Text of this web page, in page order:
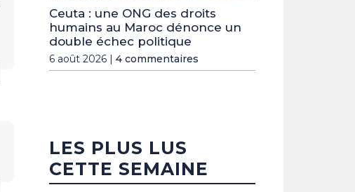
Ceuta : une ONG des droits
humains au Maroc dénonce un
double échec politique
6 août 2026 | 4 commentaires
LES PLUS LUS
CETTE SEMAINE